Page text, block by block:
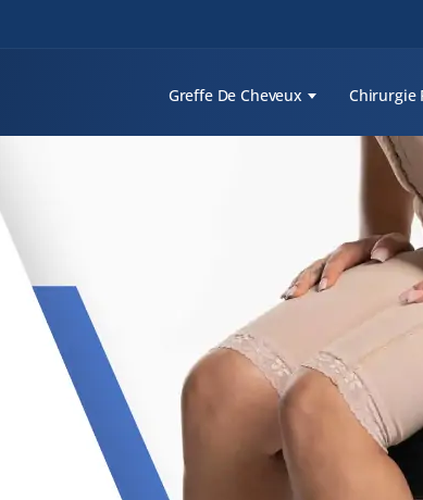
Greffe De Cheveux Chirurgie